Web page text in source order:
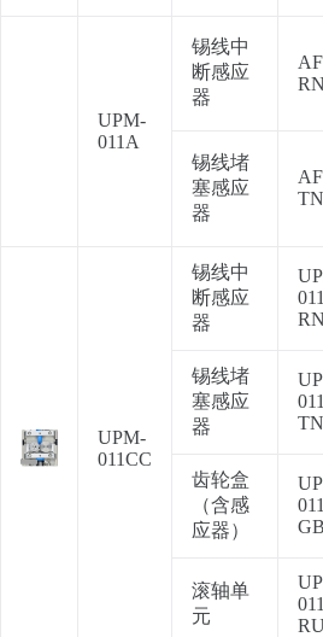
UPM-
011A
锡线中
断感应
器
锡线堵
塞感应
器
UPM-
011CC
锡线中
断感应
器
锡线堵
塞感应
器
齿轮盒
（含感
应器）
GB
滚轴单
元